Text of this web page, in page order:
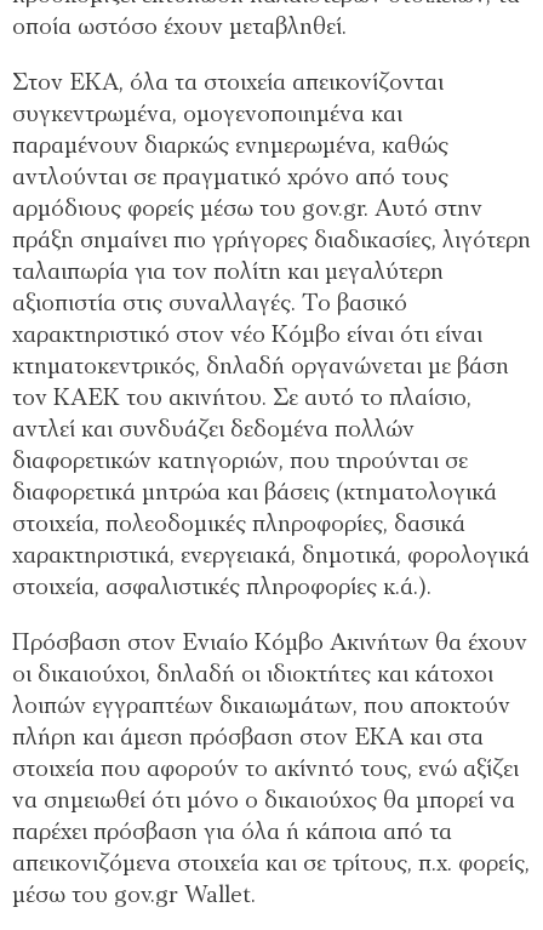
οποία ωστόσο έχουν μεταβληθεί.
Στον ΕΚΑ, όλα τα στοιχεία απεικονίζονται
συγκεντρωμένα, ομογενοποιημένα και
παραμένουν διαρκώς ενημερωμένα, καθώς
αντλούνται σε πραγματικό χρόνο από τους
αρμόδιους φορείς μέσω του gov.gr. Αυτό στην
πράξη σημαίνει πιο γρήγορες διαδικασίες, λιγότερη
ταλαιπωρία για τον πολίτη και μεγαλύτερη
αξιοπιστία στις συναλλαγές. Το βασικό
χαρακτηριστικό στον νέο Κόμβο είναι ότι είναι
κτηματοκεντρικός, δηλαδή οργανώνεται με βάση
τον ΚΑΕΚ του ακινήτου. Σε αυτό το πλαίσιο,
αντλεί και συνδυάζει δεδομένα πολλών
διαφορετικών κατηγοριών, που τηρούνται σε
διαφορετικά μητρώα και βάσεις (κτηματολογικά
στοιχεία, πολεοδομικές πληροφορίες, δασικά
χαρακτηριστικά, ενεργειακά, δημοτικά, φορολογικά
στοιχεία, ασφαλιστικές πληροφορίες κ.ά.).
Πρόσβαση στον Ενιαίο Κόμβο Ακινήτων θα έχουν
οι δικαιούχοι, δηλαδή οι ιδιοκτήτες και κάτοχοι
λοιπών εγγραπτέων δικαιωμάτων, που αποκτούν
πλήρη και άμεση πρόσβαση στον ΕΚΑ και στα
στοιχεία που αφορούν το ακίνητό τους, ενώ αξίζει
να σημειωθεί ότι μόνο ο δικαιούχος θα μπορεί να
παρέχει πρόσβαση για όλα ή κάποια από τα
απεικονιζόμενα στοιχεία και σε τρίτους, π.χ. φορείς,
μέσω του gov.gr Wallet.